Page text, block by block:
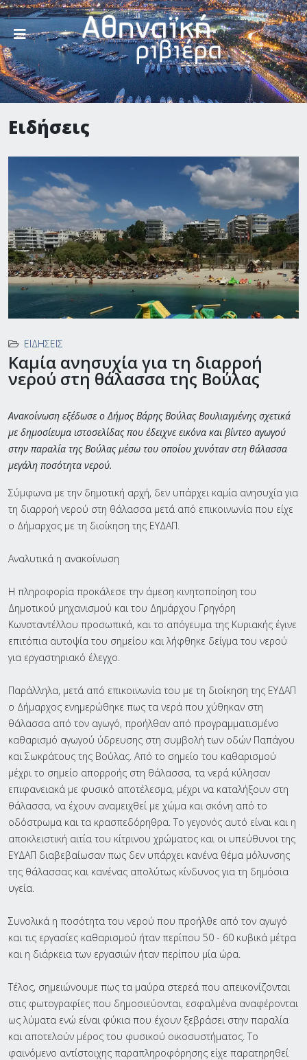
Ειδήσεις
ΕΙΔΉΣΕΙΣ
Καμία ανησυχία για τη διαρροή
νερού στη θάλασσα της Βούλας
Ανακοίνωση εξέδωσε ο Δήμος Βάρης Βούλας Βουλιαγμένης σχετικά
με δημοσίευμα ιστοσελίδας που έδειχνε εικόνα και βίντεο αγωγού
στην παραλία της Βούλας μέσω του οποίου χυνόταν στη θάλασσα
μεγάλη ποσότητα νερού.
Σύμφωνα με την δημοτική αρχή, δεν υπάρχει καμία ανησυχία για
τη διαρροή νερού στη θάλασσα μετά από επικοινωνία που είχε
ο Δήμαρχος με τη διοίκηση της ΕΥΔΑΠ.
Αναλυτικά η ανακοίνωση
Η πληροφορία προκάλεσε την άμεση κινητοποίηση του
Δημοτικού μηχανισμού και του Δημάρχου Γρηγόρη
Κωνσταντέλλου προσωπικά, και το απόγευμα της Κυριακής έγινε
επιτόπια αυτοψία του σημείου και λήφθηκε δείγμα του νερού
για εργαστηριακό έλεγχο.
Παράλληλα, μετά από επικοινωνία του με τη διοίκηση της ΕΥΔΑΠ
ο Δήμαρχος ενημερώθηκε πως τα νερά που χύθηκαν στη
θάλασσα από τον αγωγό, προήλθαν από προγραμματισμένο
καθαρισμό αγωγού ύδρευσης στη συμβολή των οδών Παπάγου
και Σωκράτους της Βούλας. Από το σημείο του καθαρισμού
μέχρι το σημείο απορροής στη θάλασσα, τα νερά κύλησαν
επιφανειακά με φυσικό αποτέλεσμα, μέχρι να καταλήξουν στη
θάλασσα, να έχουν αναμειχθεί με χώμα και σκόνη από το
οδόστρωμα και τα κρασπεδόρηθρα. Το γεγονός αυτό είναι και η
αποκλειστική αιτία του κίτρινου χρώματος και οι υπεύθυνοι της
ΕΥΔΑΠ διαβεβαίωσαν πως δεν υπάρχει κανένα θέμα μόλυνσης
της θάλασσας και κανένας απολύτως κίνδυνος για τη δημόσια
υγεία.
Συνολικά η ποσότητα του νερού που προήλθε από τον αγωγό
και τις εργασίες καθαρισμού ήταν περίπου 50 - 60 κυβικά μέτρα
και η διάρκεια των εργασιών ήταν περίπου μία ώρα.
Τέλος, σημειώνουμε πως τα μαύρα στερεά που απεικονίζονται
στις φωτογραφίες που δημοσιεύονται, εσφαλμένα αναφέρονται
ως λύματα ενώ είναι φύκια που έχουν ξεβράσει στην παραλία
και αποτελούν μέρος του φυσικού οικοσυστήματος. Το
φαινόμενο αντίστοιχης παραπληροφόρησης είχε παρατηρηθεί